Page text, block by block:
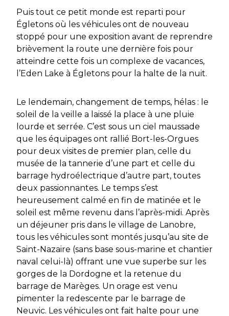
Puis tout ce petit monde est reparti pour
Égletons où les véhicules ont de nouveau
stoppé pour une exposition avant de reprendre
brièvement la route une dernière fois pour
atteindre cette fois un complexe de vacances,
l’Eden Lake à Égletons pour la halte de la nuit.
Le lendemain, changement de temps, hélas : le
soleil de la veille a laissé la place à une pluie
lourde et serrée. C’est sous un ciel maussade
que les équipages ont rallié Bort-les-Orgues
pour deux visites de premier plan, celle du
musée de la tannerie d’une part et celle du
barrage hydroélectrique d’autre part, toutes
deux passionnantes. Le temps s’est
heureusement calmé en fin de matinée et le
soleil est même revenu dans l’après-midi. Après
un déjeuner pris dans le village de Lanobre,
tous les véhicules sont montés jusqu’au site de
Saint-Nazaire (sans base sous-marine et chantier
naval celui-là) offrant une vue superbe sur les
gorges de la Dordogne et la retenue du
barrage de Marèges. Un orage est venu
pimenter la redescente par le barrage de
Neuvic. Les véhicules ont fait halte pour une